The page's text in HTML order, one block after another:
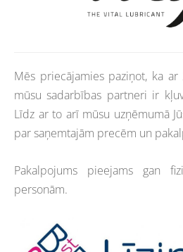
Mēs priecājamies paziņot, ka
mūsu sadarbības partneri ir
Līdz ar to arī mūsu uzņēmumā
par saņemtajām precēm un
Pakalpojums pieejams gan
personām.